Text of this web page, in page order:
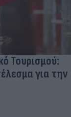
Τουρισμού:
για την